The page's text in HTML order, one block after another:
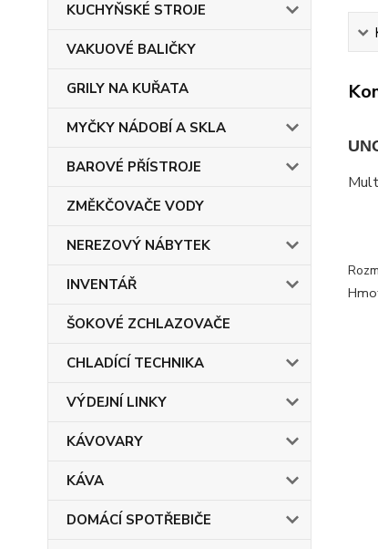
KUCHYŇSKÉ STROJE
VAKUOVÉ BALIČKY
GRILY NA KUŘATA
MYČKY NÁDOBÍ A SKLA
BAROVÉ PŘÍSTROJE
ZMĚKČOVAČE VODY
NEREZOVÝ NÁBYTEK
INVENTÁŘ
ŠOKOVÉ ZCHLAZOVAČE
CHLADÍCÍ TECHNIKA
VÝDEJNÍ LINKY
KÁVOVARY
KÁVA
DOMÁCÍ SPOTŘEBIČE